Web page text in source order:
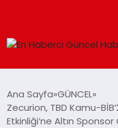
SPOR
Ana Sayfa GÜNCEL
Zecurion, TBD Kamu-
Etkinliği’ne Altın Sponsor